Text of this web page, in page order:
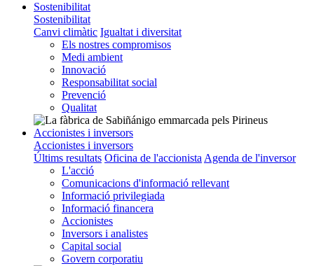
Sostenibilitat
Sostenibilitat
Canvi climàtic Igualtat i diversitat
Els nostres compromisos
Medi ambient
Innovació
Responsabilitat social
Prevenció
Qualitat
Accionistes i inversors
Accionistes i inversors
Últims resultats Oficina de l'accionista Agenda de l'inversor
L'acció
Comunicacions d'informació rellevant
Informació privilegiada
Informació financera
Accionistes
Inversors i analistes
Capital social
Govern corporatiu